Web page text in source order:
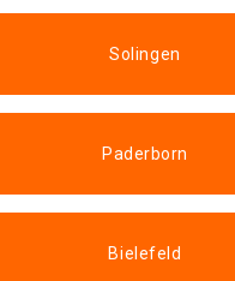
Solingen
Paderborn
Bielefeld